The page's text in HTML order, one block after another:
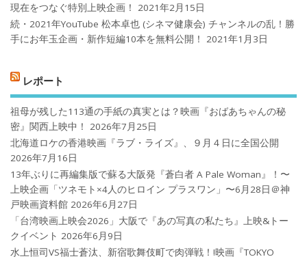
現在をつなぐ特別上映企画！
2021年2月15日
続・2021年YouTube 松本卓也 (シネマ健康会) チャンネルの乱！勝
手にお年玉企画・新作短編10本を無料公開！
2021年1月3日
レポート
祖母が残した113通の手紙の真実とは？映画『おばあちゃんの秘
密』関西上映中！
2026年7月25日
北海道ロケの香港映画『ラブ・ライズ』、９月４日に全国公開
2026年7月16日
13年ぶりに再編集版で蘇る大阪発『蒼白者 A Pale Woman』！〜
上映企画「ツネモト×4人のヒロイン プラスワン」〜6月28日＠神
戸映画資料館 2026年6月27日
「台湾映画上映会2026」大阪で『あの写真の私たち』上映&トー
クイベント 2026年6月9日
水上恒司VS福士蒼汰、新宿歌舞伎町で肉弾戦！!映画『TOKYO